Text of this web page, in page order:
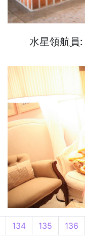
水星領航員:
134 135 136